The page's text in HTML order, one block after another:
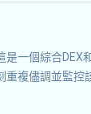
是一個綜合
重複儘調並監控